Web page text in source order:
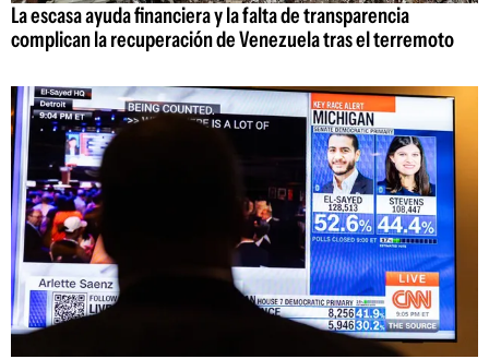
La escasa ayuda financiera y la falta de transparencia
complican la recuperación de Venezuela tras el terremoto